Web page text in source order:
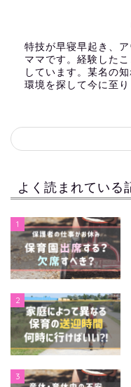
特技が早寝早起き、
ママです。経験した
しています。某名の
環境を探して今に至り
よく読まれている
1
2
3